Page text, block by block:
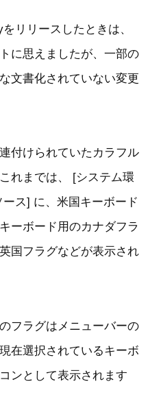
リリースしたときは、
に思えましたが、一部の
文書化されていない変更
付けられていたカラフル
れまでは、 [システム環
ス] に、米国キーボード
ーボード用のカナダフラ
国フラグなどが表示され
フラグはメニューバーの
在選択されているキーボ
ンとして表示されます